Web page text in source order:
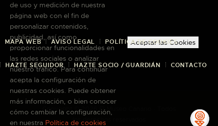
MAPA WEB AVISO LEGAL POLÍTICA DE COOKIES
HAZTE SEGUIDOR HAZTE SOCIO / GUARDIÁN CONTACTO
Copyright © 2026 El Museo Canario · Todos
los derechos reservados
de uso y medición de nuestra
página web con el fin de
personalizar contenidos,
publicidad, así como
proporcionar funcionalidades en
las redes sociales o analizar
nuestro tráfico. Para continuar
acepta la configuración de
nuestras cookies. Puede obtener
más información, o bien conocer
cómo cambiar la configuración,
en nuestra Política de cookies
Aceptar las Cookies